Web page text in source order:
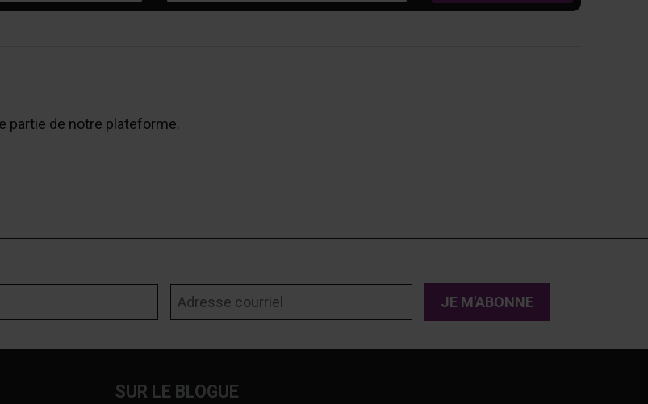
partie de notre plateforme.
SUR LE BLOGUE